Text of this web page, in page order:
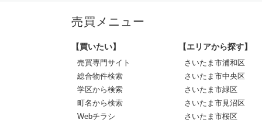
売買メニュー
【買いたい】
売買専門サイト
総合物件検索
学区から検索
町名から検索
Webチラシ
【エリアから探す】
さいたま市浦和区
さいたま市中央区
さいたま市緑区
さいたま市見沼区
さいたま市桜区